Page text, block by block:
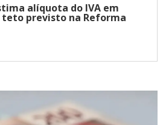
alíquota do IVA em
teto previsto na Reforma